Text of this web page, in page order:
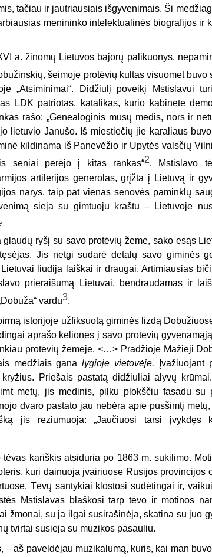
tačiau ir jautriausiais išgyvenimais. Ši
menininko intelektualinės biografijos ir
a. žinomų Lietuvos bajorų palikuonys,
šeimoje protėvių kultas visuomet buvo
„Atsiminimai“. Didžiulį poveikį Mstislavui
LDK patriotas, katalikas, kurio kabinete
rašo: „Genealoginis mūsų medis, nors ir
lietuvio Janušo. Iš miestiečių jie karaliaus
kildinama iš Panevėžio ir Upytės valsčių
seniai perėjo į kitas rankas“2. Mstislavo
artilerijos generolas, grįžta į Lietuvą ir
narys, taip pat vienas senovės paminklų
sieja su gimtuoju kraštu – Lietuvoje
ryšį su savo protėvių žeme, sako esąs
Jis netgi sudarė detalų savo giminės
liudija laiškai ir draugai. Artimiausias
prieraišumą Lietuvai, bendraudamas ir
vardu3.
istorijoje užfiksuotą giminės lizdą
aprašo kelionės į savo protėvių
protėvių žemėje. <…> Pradžioje Mažieji
medžiais ganalygioje vietovėje. Įvažiuojant
Priešais pastatą didžiuliai alyvų
metų, jis medinis, pilku plokščiu fasadu su
dvaro pastato jau nebėra apie pusšimtį
jis reziumuoja: „Jaučiuosi tarsi įvykdęs
kariškis atsiduria po 1863 m. sukilimo.
kuri dainuoja įvairiuose Rusijos provincijos
Tėvų santykiai klostosi sudėtingai ir,
Mstislavas blaškosi tarp tėvo ir motinos
žmonai, su ja ilgai susirašinėja, skatina su juo
tvirtai susieja su muzikos pasauliu.
– aš paveldėjau muzikalumą, kuris, kai man